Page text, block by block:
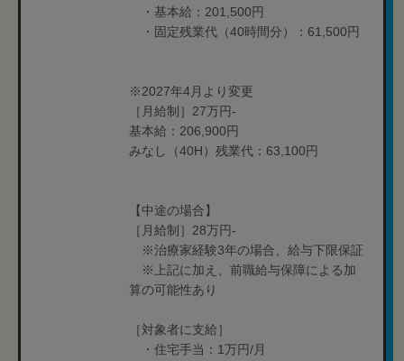
・基本給：201,500円
・固定残業代（40時間分）：61,500円
※2027年4月より変更
［月給制］27万円-
基本給：206,900円
みなし（40H）残業代：63,100円
【中途の場合】
［月給制］28万円-
※治療家経験3年の場合、給与下限保証
※上記に加え、前職給与保障による加
算の可能性あり
［対象者に支給］
・住宅手当：1万円/月